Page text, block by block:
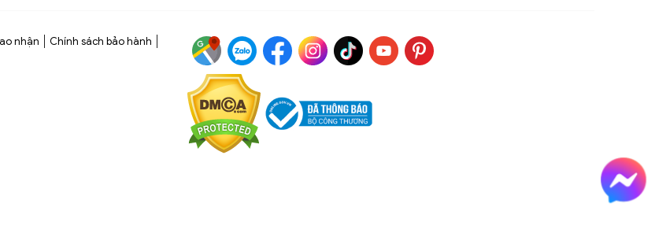
nhận Chính sách bảo hành